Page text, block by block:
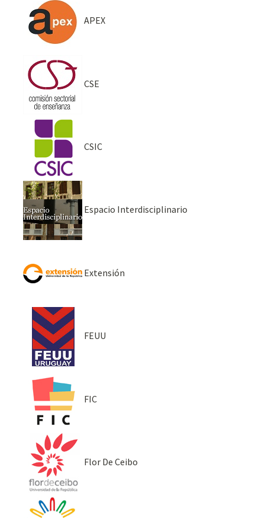
APEX
CSE
CSIC
Espacio Interdisciplinario
Extensión
FEUU
FIC
Flor De Ceibo